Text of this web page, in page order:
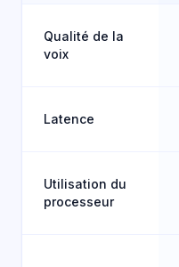
Qualité de la
voix
Latence
Utilisation du
processeur